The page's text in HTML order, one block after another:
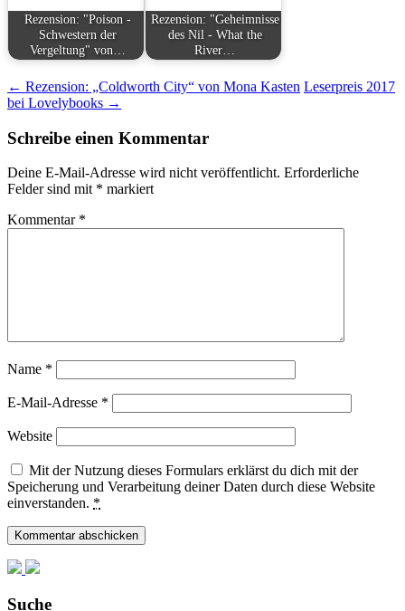
Rezension: "Poison -
Schwestern der
Vergeltung" von…
Rezension: "Geheimnisse
des Nil - What the
River…
Beitragsnavigation
← Rezension: „Coldworth City“ von Mona Kasten Leserpreis 2017
bei Lovelybooks →
Schreibe einen Kommentar
Deine E-Mail-Adresse wird nicht veröffentlicht. Erforderliche
Felder sind mit * markiert
Kommentar *
Name *
E-Mail-Adresse *
Website
Mit der Nutzung dieses Formulars erklärst du dich mit der
Speicherung und Verarbeitung deiner Daten durch diese Website
einverstanden. *
Suche